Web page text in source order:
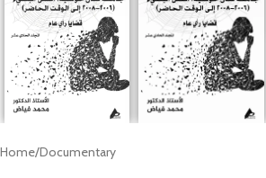
Home/Documentary